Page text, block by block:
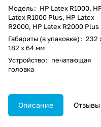
Модель: HP Latex R1000,
Latex R1000 Plus, HP Latex
R2000, HP Latex R2000 Plus
Габариты (в упаковке): 232
182 x 64 мм
Устройство: печатающая
головка
Описание Отзывы